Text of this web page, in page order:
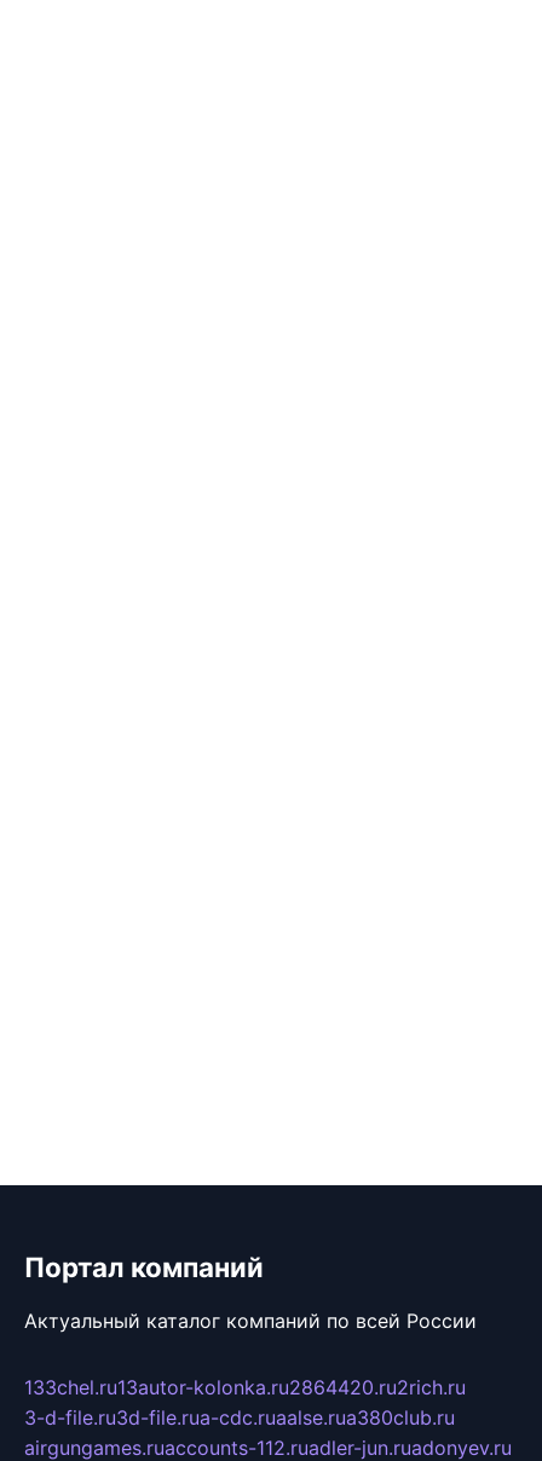
Портал компаний
Актуальный каталог компаний по всей России
133chel.ru13autor-kolonka.ru2864420.ru2rich.ru
3-d-file.ru3d-file.rua-cdc.ruaalse.rua380club.ru
airgungames.ruaccounts-112.ruadler-jun.ruadonyev.ru